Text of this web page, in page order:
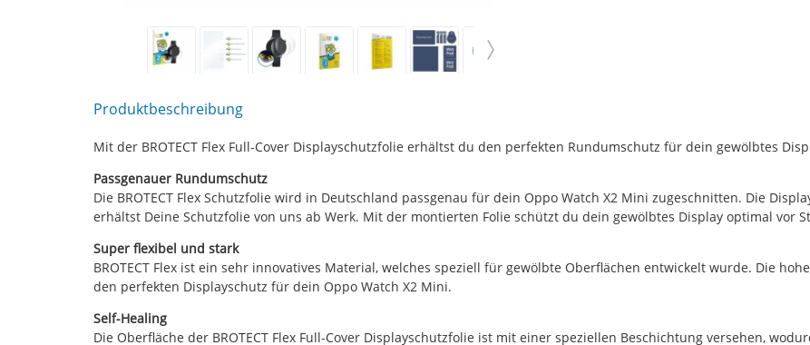
Produktbeschreibung
Mit der BROTECT Flex Full-Cover Displayschutzfolie erhältst du den perfekten Rundumschutz für dein gewölbtes
Passgenauer Rundumschutz
Die BROTECT Flex Schutzfolie wird in Deutschland passgenau für dein Oppo Watch X2 Mini zugeschnitten. Die
erhältst Deine Schutzfolie von uns ab Werk. Mit der montierten Folie schützt du dein gewölbtes Display optimal vor
Super flexibel und stark
BROTECT Flex ist ein sehr innovatives Material, welches speziell für gewölbte Oberflächen entwickelt wurde. Die
den perfekten Displayschutz für dein Oppo Watch X2 Mini.
Self-Healing
Die Oberfläche der BROTECT Flex Full-Cover Displayschutzfolie ist mit einer speziellen Beschichtung versehen,